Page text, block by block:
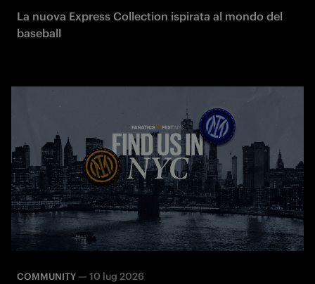
La nuova Express Collection ispirata al mondo del
baseball
COMMUNITY — 10 lug 2026